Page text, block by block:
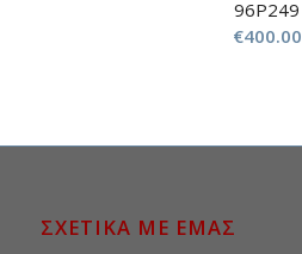
96P249
€400.00
ΣΧΕΤΙΚΑ ΜΕ ΕΜΑΣ